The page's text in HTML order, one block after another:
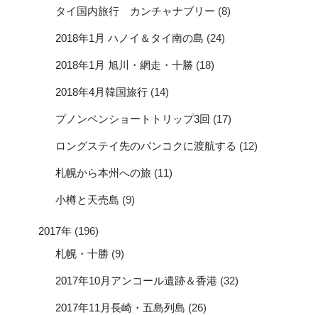
タイ国内旅行 カンチャナブリー (8)
2018年1月 ハノイ＆タイ南の島 (24)
2018年1月 旭川・網走・十勝 (18)
2018年4月韓国旅行 (14)
プノンペンショートトリップ3回 (17)
ロングステイ先のバンコクに渡航する (12)
札幌から本州への旅 (11)
小樽と天売島 (9)
2017年 (196)
札幌・十勝 (9)
2017年10月アンコール遺跡＆香港 (32)
2017年11月長崎・五島列島 (26)